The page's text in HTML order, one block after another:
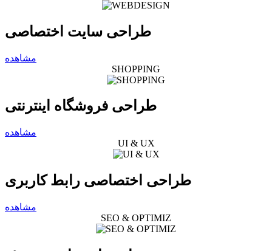
طراحی سایت اختصاصی
مشاهده
SHOPPING
طراحی فروشگاه اینترنتی
مشاهده
UI & UX
طراحی اختصاصی رابط کاربری
مشاهده
SEO & OPTIMIZ